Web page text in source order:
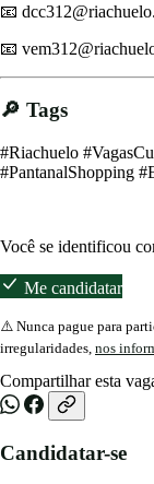
📧
📧
🔎 Tags
#Riachuelo
#PantanalShopping
Você se identificou
Me candidatar
⚠️ Nunca pague para
irregularidades, nos
Compartilhar esta
Candidatar-se